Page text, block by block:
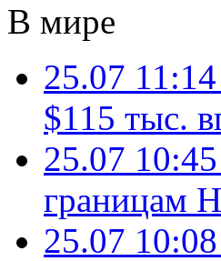
В мире
25.07 11:14
$115 тыс.
25.07 10:45
границам
25.07 10:08